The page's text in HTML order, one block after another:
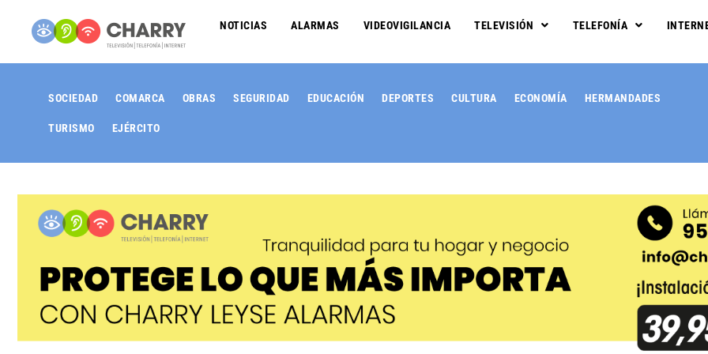
NOTICIAS ALARMAS VIDEOVIGILANCIA TELEVISIÓN TELEFONÍA
SOCIEDAD COMARCA OBRAS SEGURIDAD EDUCACIÓN DEPORTES CULTURA ECONOMÍA HERMANDADES
TURISMO EJÉRCITO